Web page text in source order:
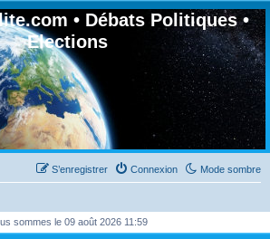
• Débats Politiques •
Elections
Mode sombre
Connexion
S’enregistrer
sommes le 09 août 2026 11:59